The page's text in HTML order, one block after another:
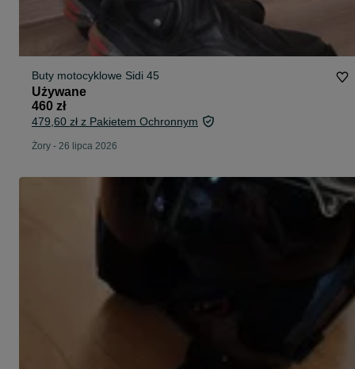
Buty motocyklowe Sidi 45
Używane
460 zł
479,60 zł z Pakietem Ochronnym
Żory - 26 lipca 2026